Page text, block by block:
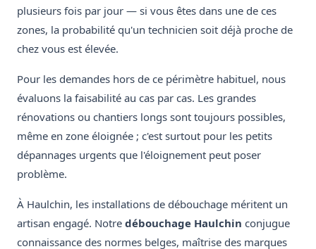
plusieurs fois par jour — si vous êtes dans une de ces
zones, la probabilité qu'un technicien soit déjà proche de
chez vous est élevée.
Pour les demandes hors de ce périmètre habituel, nous
évaluons la faisabilité au cas par cas. Les grandes
rénovations ou chantiers longs sont toujours possibles,
même en zone éloignée ; c'est surtout pour les petits
dépannages urgents que l'éloignement peut poser
problème.
À Haulchin, les installations de débouchage méritent un
artisan engagé. Notre débouchage Haulchin conjugue
connaissance des normes belges, maîtrise des marques